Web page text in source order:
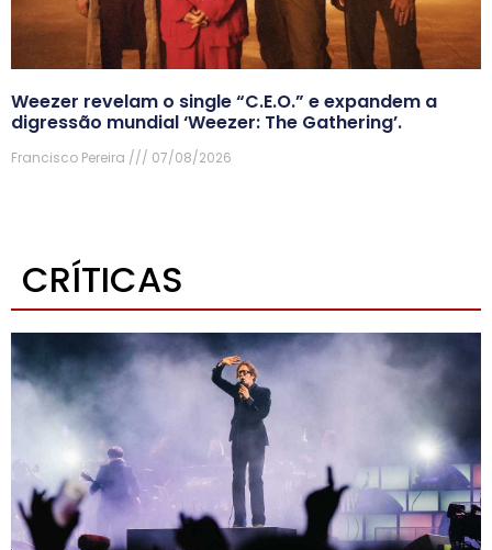
Weezer revelam o single “C.E.O.” e expandem a
digressão mundial ‘Weezer: The Gathering’.
Francisco Pereira 07/08/2026
CRÍTICAS